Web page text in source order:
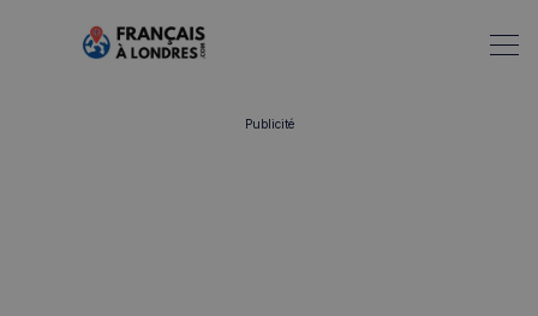
Publicité